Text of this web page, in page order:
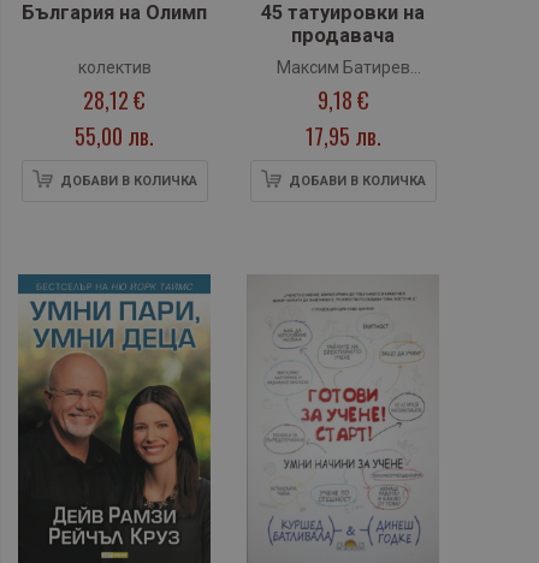
България на Олимп
колектив
28,12 €
55,00 лв.
ДОБАВИ В КОЛИЧКА
45 татуировки на
продавача
Максим Батирев
(Комбат)
9,18 €
17,95 лв.
ДОБАВИ В КОЛИЧКА